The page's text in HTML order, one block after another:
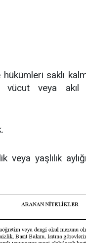
saklı
veya akıl
yaşlılık